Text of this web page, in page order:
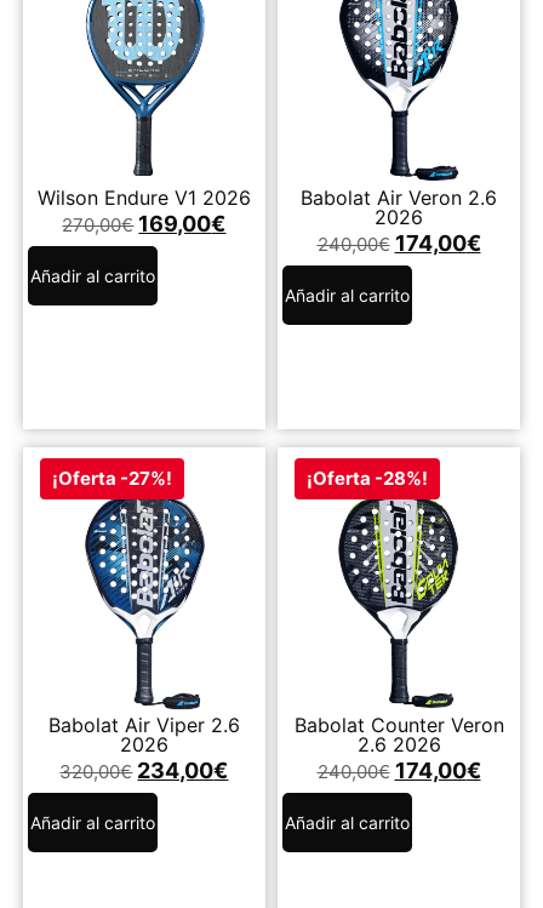
Wilson Endure V1 2026
270,00€ 169,00€
Añadir al carrito
Babolat Air Veron 2.6
2026
240,00€ 174,00€
Añadir al carrito
¡Oferta -27%!
Babolat Air Viper 2.6
2026
320,00€ 234,00€
Añadir al carrito
¡Oferta -28%!
Babolat Counter Veron
2.6 2026
240,00€ 174,00€
Añadir al carrito